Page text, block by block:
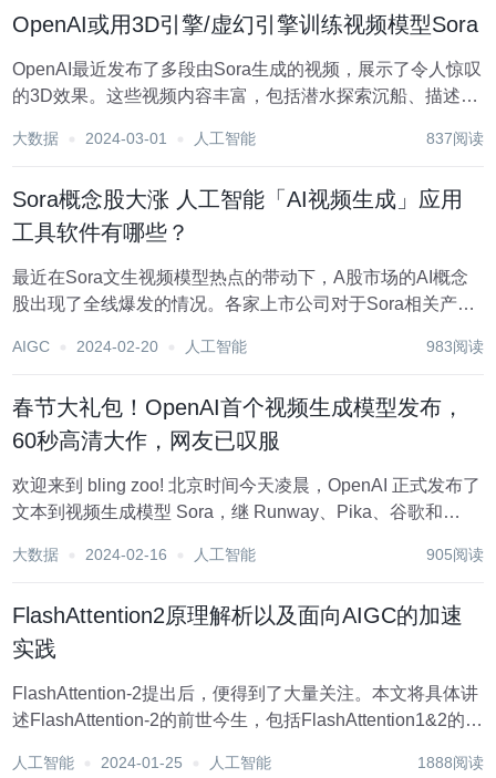
OpenAI或用3D引擎/虚幻引擎训练视频模型Sora
OpenAI最近发布了多段由Sora生成的视频，展示了令人惊叹
的3D效果。这些视频内容丰富，包括潜水探索沉船、描述日
了一些新功能，比如无缝衔接。这意味着在两个输入视频之
大数据 2024-03-01 人工智能 837阅读
Sora概念股大涨 人工智能「AI视频生成」应用
工具软件有哪些？
最近在Sora文生视频模型热点的带动下，A股市场的AI概念
股出现了全线爆发的情况。各家上市公司对于Sora相关产品
究和探索。 随着文生视频技术的落地和Sora应用的深入，这
AIGC 2024-02-20 人工智能 983阅读
春节大礼包！OpenAI首个视频生成模型发布，
60秒高清大作，网友已叹服
欢迎来到 bling zoo! 北京时间今天凌晨，OpenAI 正式发布了
文本到视频生成模型 Sora，继 Runway、Pika、谷歌和
奥特曼的消息放出后，看到 OpenAI 工程师...
大数据 2024-02-16 人工智能 905阅读
FlashAttention2原理解析以及面向AIGC的加速
实践
FlashAttention-2提出后，便得到了大量关注。本文将具体讲
述FlashAttention-2的前世今生，包括FlashAttention1&2的原
相关内容与大家分...
人工智能 2024-01-25 人工智能 1888阅读